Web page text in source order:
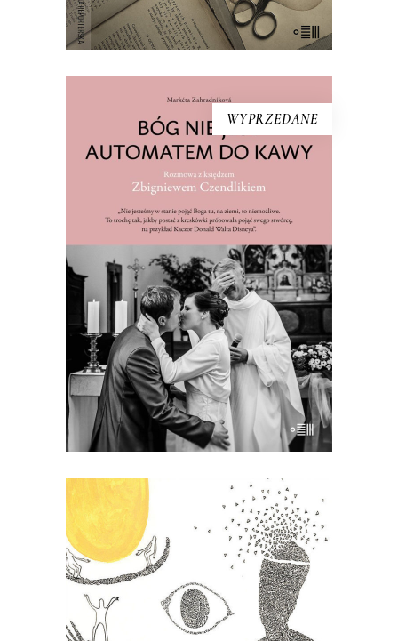
WYPRZEDANE
[EBOOK] Markéta Zahradníková –
BÓG NIE JEST AUTOMATEM DO
KAWY. ROZMOWA Z KSIĘDZEM
ZBIGNIEWEM CZENDLIKIEM
Najbardziej znanym księdzem w
bezbożnych Czechach jest Polak. Ks.
Zbigniew Czendlik (ur. 1964) przyjechał
do Náchodu dwadzieścia pięć lat temu
z Chorzowa. Kapłan z prowincji szybko
zdobył popularność. Dzisiaj nadal jest
proboszczem w małej miejscowości
Lanškroun, a także prowadzi w […]
[EBOOK] Martin Vopěnka –
PODRÓŻOWANIE Z
BENJAMINEM
David, dobrze sytuowany mężczyzna,
po tragicznej śmierci żony zostaje sam